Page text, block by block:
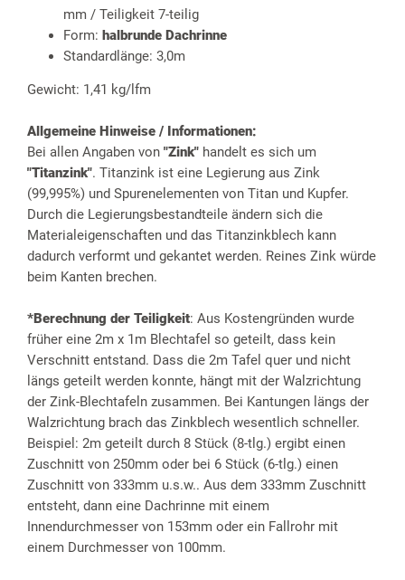
mm / Teiligkeit 7-teilig
Form: halbrunde Dachrinne
Standardlänge: 3,0m
Gewicht: 1,41 kg/lfm
Allgemeine Hinweise / Informationen:
Bei allen Angaben von "Zink" handelt es sich um
"Titanzink". Titanzink ist eine Legierung aus Zink
(99,995%) und Spurenelementen von Titan und Kupfer.
Durch die Legierungsbestandteile ändern sich die
Materialeigenschaften und das Titanzinkblech kann
dadurch verformt und gekantet werden. Reines Zink würde
beim Kanten brechen.
*Berechnung der Teiligkeit: Aus Kostengründen wurde
früher eine 2m x 1m Blechtafel so geteilt, dass kein
Verschnitt entstand. Dass die 2m Tafel quer und nicht
längs geteilt werden konnte, hängt mit der Walzrichtung
der Zink-Blechtafeln zusammen. Bei Kantungen längs der
Walzrichtung brach das Zinkblech wesentlich schneller.
Beispiel: 2m geteilt durch 8 Stück (8-tlg.) ergibt einen
Zuschnitt von 250mm oder bei 6 Stück (6-tlg.) einen
Zuschnitt von 333mm u.s.w.. Aus dem 333mm Zuschnitt
entsteht, dann eine Dachrinne mit einem
Innendurchmesser von 153mm oder ein Fallrohr mit
einem Durchmesser von 100mm.